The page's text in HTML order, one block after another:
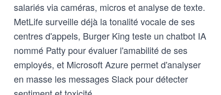
salariés via caméras, micros et analyse de texte.
MetLife surveille déjà la tonalité vocale de ses
centres d'appels, Burger King teste un chatbot IA
nommé Patty pour évaluer l'amabilité de ses
employés, et Microsoft Azure permet d'analyser
en masse les messages Slack pour détecter